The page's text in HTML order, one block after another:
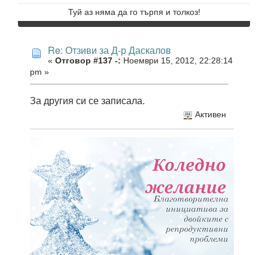
Туй аз няма да го търпя и толкоз!
Re: Отзиви за Д-р Даскалов
« Отговор #137 -: Ноември 15, 2012, 22:28:14
pm »
За другия си се записала.
Активен